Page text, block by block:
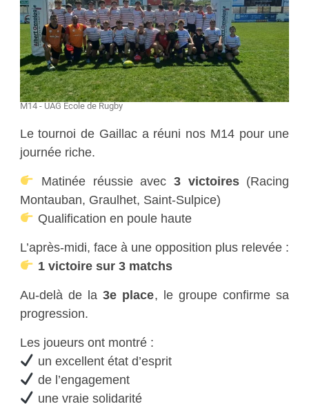
M14 - UAG École de Rugby
Le tournoi de Gaillac a réuni nos M14 pour une
journée riche.
Matinée réussie avec3 victoires(Racing
Montauban, Graulhet, Saint-Sulpice)
Qualification en poule haute
L’après-midi, face à une opposition plus relevée :
1 victoire sur 3 matchs
Au-delà de la3e place, le groupe confirme sa
progression.
Les joueurs ont montré :
un excellent état d’esprit
de l’engagement
une vraie solidarité